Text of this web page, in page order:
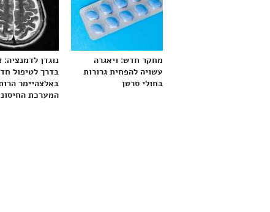
מחקר חדש: ויאגרה
עשויה להפחית גרורות
בחולי סרטן
נוגדן לדמנציה:
בדרך לטיפול
באלצהיימר
המערכת